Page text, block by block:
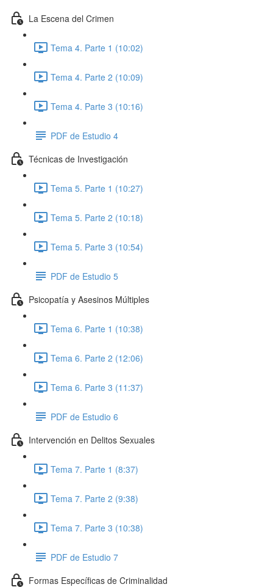
La Escena del Crimen
Tema 4. Parte 1 (10:02)
Tema 4. Parte 2 (10:09)
Tema 4. Parte 3 (10:16)
PDF de Estudio 4
Técnicas de Investigación
Tema 5. Parte 1 (10:27)
Tema 5. Parte 2 (10:18)
Tema 5. Parte 3 (10:54)
PDF de Estudio 5
Psicopatía y Asesinos Múltiples
Tema 6. Parte 1 (10:38)
Tema 6. Parte 2 (12:06)
Tema 6. Parte 3 (11:37)
PDF de Estudio 6
Intervención en Delitos Sexuales
Tema 7. Parte 1 (8:37)
Tema 7. Parte 2 (9:38)
Tema 7. Parte 3 (10:38)
PDF de Estudio 7
Formas Específicas de Criminalidad